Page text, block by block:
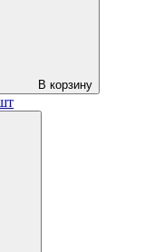
В корзину